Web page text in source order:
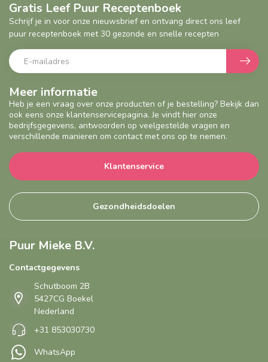
Meer informatie
Heb je een vraag over onze producten of je bestelling? Bekijk dan
ook eens onze klantenservicepagina. Je vindt hier onze
bedrijfsgegevens, antwoorden op veelgestelde vragen en
verschillende manieren om contact met ons op te nemen.
Klantenservice
Gezondheidsdoelen
Gratis Leef Puur Receptenboek
Schrijf je in voor onze nieuwsbrief en ontvang direct ons leef
puur receptenboek met 30 gezonde en snelle recepten
Puur Mieke B.V.
Contactgegevens
Schutboom 2B
5427CG Boekel
Nederland
+31 853030730
WhatsApp